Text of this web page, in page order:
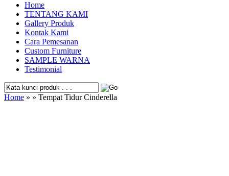
Home
TENTANG KAMI
Gallery Produk
Kontak Kami
Cara Pemesanan
Custom Furniture
SAMPLE WARNA
Testimonial
Home » » Tempat Tidur Cinderella